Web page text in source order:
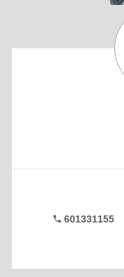
601331155